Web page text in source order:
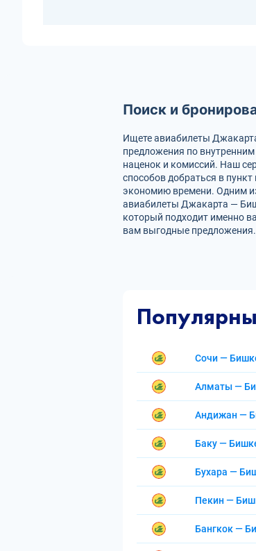
Поиск и
Ищете авиабилеты
предложения по
наценок и комиссий. Наш
способов добраться в
экономию времени. Одним
авиабилеты Джакарта —
который подходит именно
вам выгодные
Сочи —
Алматы —
Андижан —
Баку —
Бухара —
Пекин —
Бангкок —